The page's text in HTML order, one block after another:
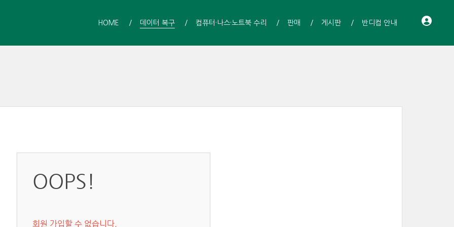
HOME 데이터 복구 컴퓨터·나스·노트북 수리 판매 게시판 반디컴 안내
OOPS!
회원 가입할 수 없습니다.